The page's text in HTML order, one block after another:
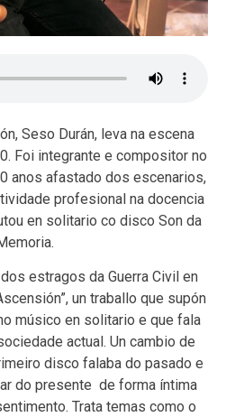
Seso Durán, leva na escena
Foi integrante e compositor no
anos afastado dos escenarios,
profesional na docencia
en solitario co disco Son da
estragos da Guerra Civil en
un traballo que supón
músico en solitario e que fala
actual. Un cambio de
disco falaba do pasado e
do presente de forma íntima
Trata temas como o